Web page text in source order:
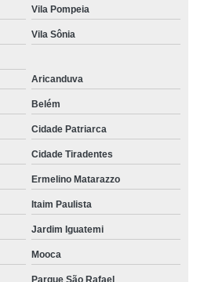
Vila Pompeia
Vila Sônia
Aricanduva
Belém
Cidade Patriarca
Cidade Tiradentes
Ermelino Matarazzo
Itaim Paulista
Jardim Iguatemi
Mooca
Parque São Rafael